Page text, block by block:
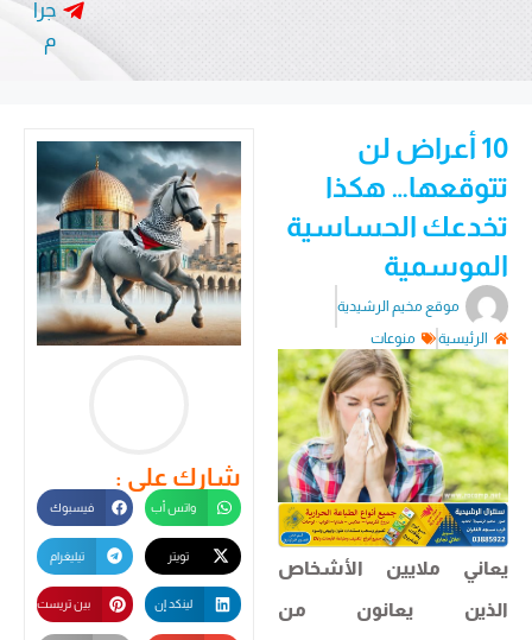
جرا
م
10 أعراض لن
تتوقعها… هكذا
تخدعك الحساسية
الموسمية
موقع مخيم الرشيدية
الرئيسية
منوعات
يعاني ملايين الأشخاص
الذين يعانون من
شارك على :
واتس أب فيسبوك
تيليغرام
لينكد إن بين تريست